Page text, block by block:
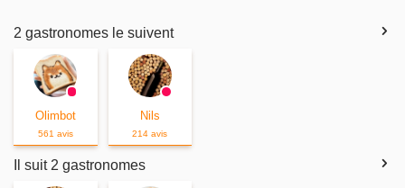
2 gastronomes le suivent
Olimbot
561 avis
Nils
214 avis
Il suit 2 gastronomes